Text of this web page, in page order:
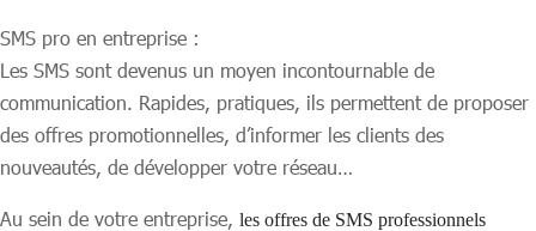
SMS pro en entreprise :
Les SMS sont devenus un moyen incontournable de
communication. Rapides, pratiques, ils permettent de proposer
des offres promotionnelles, d’informer les clients des
nouveautés, de développer votre réseau…
Au sein de votre entreprise, les offres de SMS professionnels